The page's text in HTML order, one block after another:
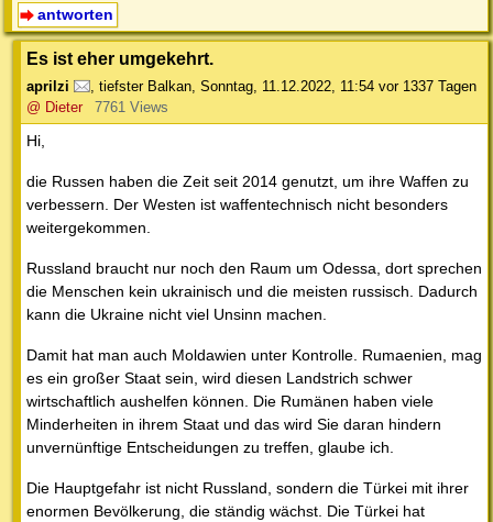
antworten
Es ist eher umgekehrt.
aprilzi , tiefster Balkan, Sonntag, 11.12.2022, 11:54 vor 1337 Tagen
@ Dieter
7761 Views
Hi,
die Russen haben die Zeit seit 2014 genutzt, um ihre Waffen zu
verbessern. Der Westen ist waffentechnisch nicht besonders
weitergekommen.
Russland braucht nur noch den Raum um Odessa, dort sprechen
die Menschen kein ukrainisch und die meisten russisch. Dadurch
kann die Ukraine nicht viel Unsinn machen.
Damit hat man auch Moldawien unter Kontrolle. Rumaenien, mag
es ein großer Staat sein, wird diesen Landstrich schwer
wirtschaftlich aushelfen können. Die Rumänen haben viele
Minderheiten in ihrem Staat und das wird Sie daran hindern
unvernünftige Entscheidungen zu treffen, glaube ich.
Die Hauptgefahr ist nicht Russland, sondern die Türkei mit ihrer
enormen Bevölkerung, die ständig wächst. Die Türkei hat